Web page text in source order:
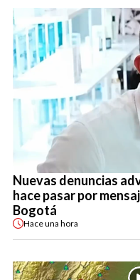
Nuevas denuncias
hace pasar por
Bogotá
Haceuna hora